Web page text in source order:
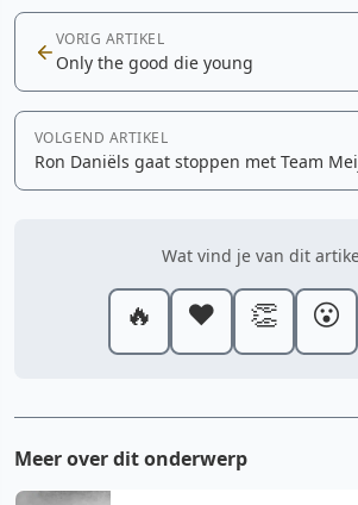
VORIG ARTIKEL
Only the good die young
VOLGEND ARTIKEL
Ron Daniëls gaat stoppen met Team
Wat vind je van dit
🔥 ❤️ 👏 😮
Meer over dit onderwerp